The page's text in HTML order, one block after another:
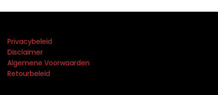
Privacybeleid
Disclaimer
Algemene Voorwaarden
Retourbeleid